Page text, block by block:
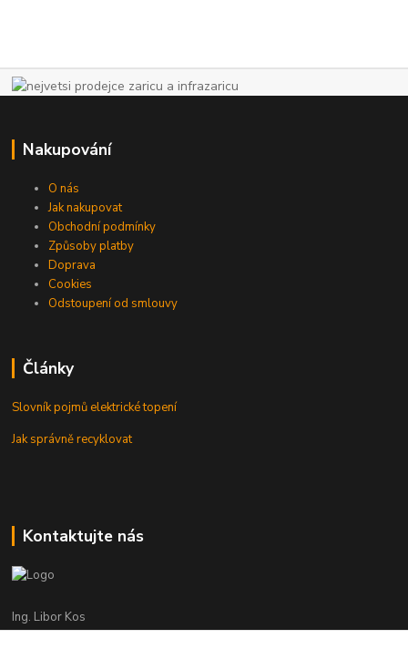
Nakupování
O nás
Jak nakupovat
Obchodní podmínky
Způsoby platby
Doprava
Cookies
Odstoupení od smlouvy
Články
Slovník pojmů elektrické topení
Jak správně recyklovat
Kontaktujte nás
Ing. Libor Kos
+420 601 555 225